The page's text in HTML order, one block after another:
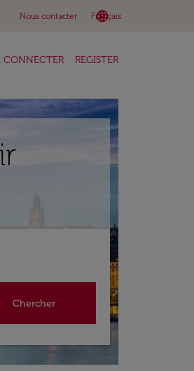
Nous contacter language
Français
keyboard_arrow_down
CONNECTER REGISTER
Chercher